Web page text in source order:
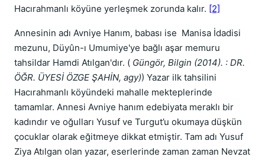
Hacırahmanlı köyüne yerleşmek zorunda kalır. [2]
Annesinin adı Avniye Hanım, babası ise Manisa İdadisi
mezunu, Düyûn-ı Umumiye'ye bağlı aşar memuru
tahsildar Hamdi Atılgan'dır. ( Güngör, Bilgin (2014). : DR.
ÖĞR. ÜYESİ ÖZGE ŞAHİN, agy)) Yazar ilk tahsilini
Hacırahmanlı köyündeki mahalle mekteplerinde
tamamlar. Annesi Avniye hanım edebiyata meraklı bir
kadındır ve oğulları Yusuf ve Turgut’u okumaya düşkün
çocuklar olarak eğitmeye dikkat etmiştir. Tam adı Yusuf
Ziya Atılgan olan yazar, eserlerinde zaman zaman Nevzat